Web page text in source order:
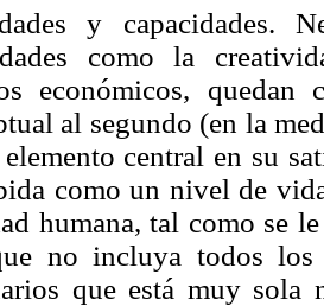
y capacidades.
como la
económicos,
al segundo (en la
central en su
como un nivel de
humana, tal como se
no incluya todos
que está muy sola